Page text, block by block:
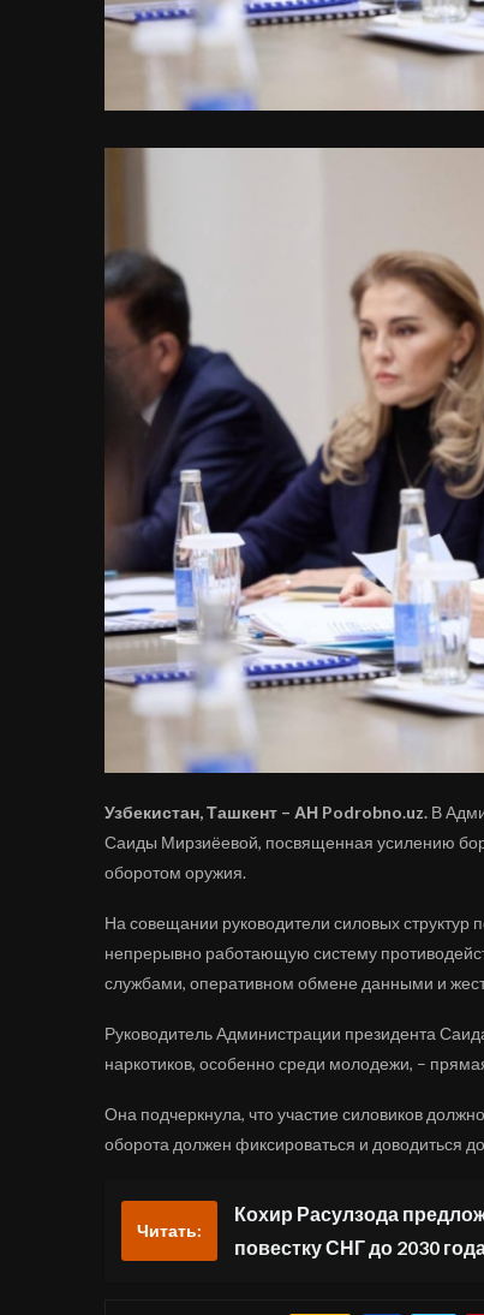
Узбекистан, Ташкент – АН Podrobno.uz. В
Саиды Мирзиёевой, посвященная усилению
оборотом оружия.
На совещании руководители силовых
непрерывно работающую систему
службами, оперативном обмене данными и
Руководитель Администрации президента
наркотиков, особенно среди молодежи, –
Она подчеркнула, что участие силовиков
оборота должен фиксироваться и доводиться
Читать:
Кохир Расулзода
повестку СНГ до 2030 года